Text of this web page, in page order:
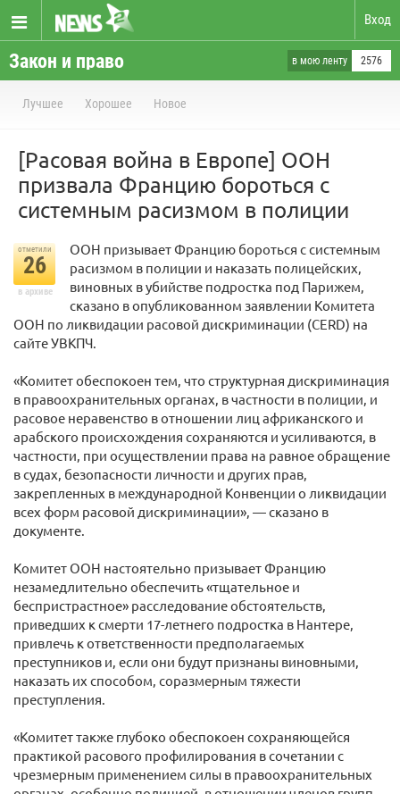
Вход
Закон и право в мою ленту 2576
Лучшее Хорошее Новое
[Расовая война в Европе] ООН
призвала Францию бороться с
системным расизмом в полиции
отметили
26
в архиве
ООН призывает Францию бороться с системным
расизмом в полиции и наказать полицейских,
виновных в убийстве подростка под Парижем,
сказано в опубликованном заявлении Комитета
ООН по ликвидации расовой дискриминации (CERD) на
сайте УВКПЧ.
«Комитет обеспокоен тем, что структурная дискриминация
в правоохранительных органах, в частности в полиции, и
расовое неравенство в отношении лиц африканского и
арабского происхождения сохраняются и усиливаются, в
частности, при осуществлении права на равное обращение
в судах, безопасности личности и других прав,
закрепленных в международной Конвенции о ликвидации
всех форм расовой дискриминации», — сказано в
документе.
Комитет ООН настоятельно призывает Францию
незамедлительно обеспечить «тщательное и
беспристрастное» расследование обстоятельств,
приведших к смерти 17-летнего подростка в Нантере,
привлечь к ответственности предполагаемых
преступников и, если они будут признаны виновными,
наказать их способом, соразмерным тяжести
преступления.
«Комитет также глубоко обеспокоен сохраняющейся
практикой расового профилирования в сочетании с
чрезмерным применением силы в правоохранительных